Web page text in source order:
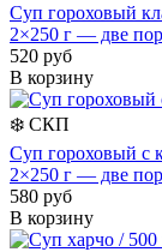
Суп гороховый
2×250 г — две
520 руб
В корзину
❄️ СКП
Суп гороховый с
2×250 г — две
580 руб
В корзину